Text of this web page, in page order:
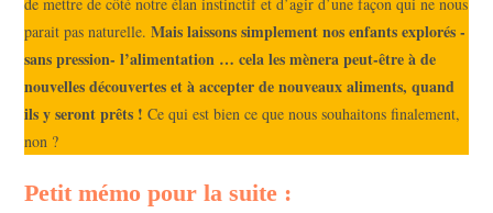
parait pas naturelle.Mais laissons simplement nos enfants explorés -
sans pression- l’alimentation … cela les mènera peut-être à de
nouvelles découvertes et à accepter de nouveaux aliments, quand
ils y seront prêts ! Ce qui est bien ce que nous souhaitons finalement,
non ?
Petit mémo pour la suite :